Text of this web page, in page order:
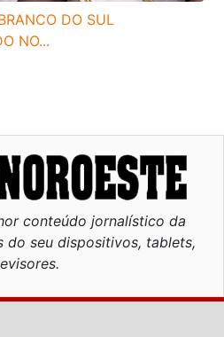
DO SUL
NO...
conteúdo jornalístico da
do seu dispositivos, tablets,